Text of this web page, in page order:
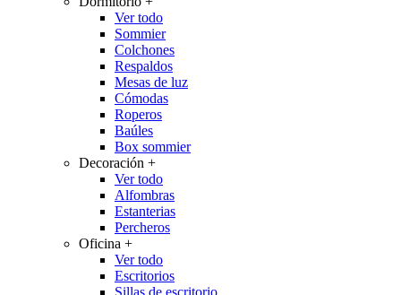
Ver todo
Sommier
Colchones
Respaldos
Mesas de luz
Cómodas
Roperos
Baúles
Box sommier
Decoración +
Ver todo
Alfombras
Estanterias
Percheros
Oficina +
Ver todo
Escritorios
Sillas de escritorio